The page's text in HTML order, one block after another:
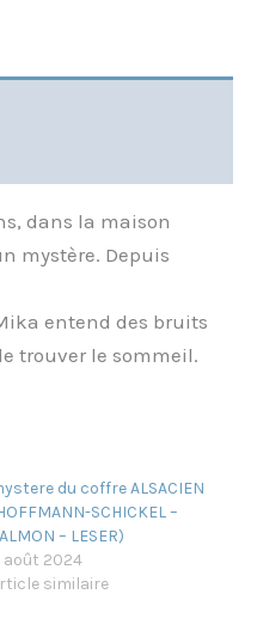
dans la maison
mystère. Depuis
entend des bruits
trouver le sommeil.
du coffre ALSACIEN
SCHICKEL –
– LESER)
août 2024
similaire